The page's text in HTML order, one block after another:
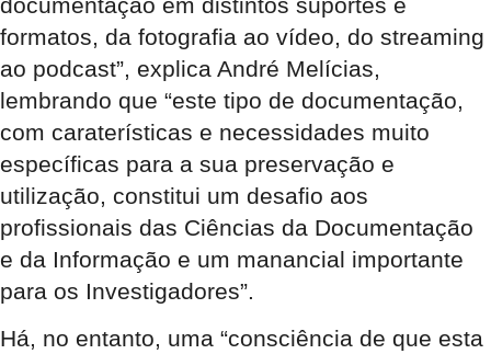
formatos, da fotografia ao vídeo, do streaming
ao podcast”, explica André Melícias,
lembrando que “este tipo de documentação,
com caraterísticas e necessidades muito
específicas para a sua preservação e
utilização, constitui um desafio aos
profissionais das Ciências da Documentação
e da Informação e um manancial importante
para os Investigadores”.
Há, no entanto, uma “consciência de que esta